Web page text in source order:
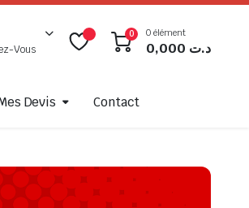
Vous
0 0 élément
د.ت
Devis Contact